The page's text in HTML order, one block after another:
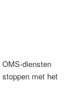
diensten
stoppen met het